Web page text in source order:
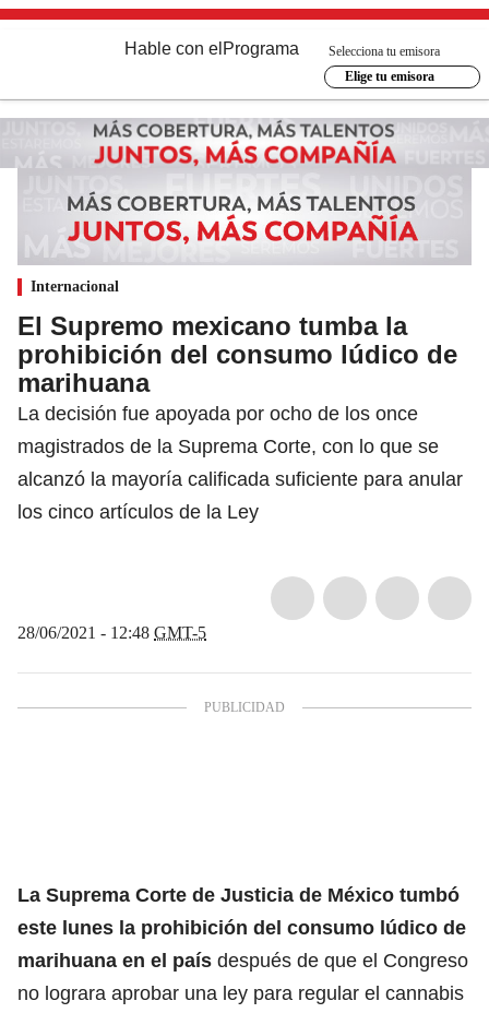
Hable con el Programa
Selecciona tu emisora
Elige tu emisora
Internacional
El Supremo mexicano tumba la
prohibición del consumo lúdico de
marihuana
La decisión fue apoyada por ocho de los once
magistrados de la Suprema Corte, con lo que se
alcanzó la mayoría calificada suficiente para anular
los cinco artículos de la Ley
28/06/2021 - 12:48 GMT-5
La Suprema Corte de Justicia de México tumbó
este lunes la prohibición del consumo lúdico de
marihuana en el país después de que el Congreso
no lograra aprobar una ley para regular el cannabis